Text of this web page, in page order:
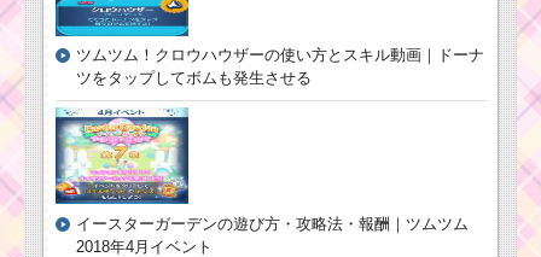
ツムツム！クロウハウザーの使い方とスキル動画｜ドーナ
ツをタップしてボムも発生させる
イースターガーデンの遊び方・攻略法・報酬｜ツムツム
2018年4月イベント